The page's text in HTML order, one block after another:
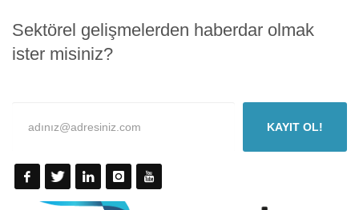
Sektörel gelişmelerden haberdar olmak
ister misiniz?
KAYIT OL!